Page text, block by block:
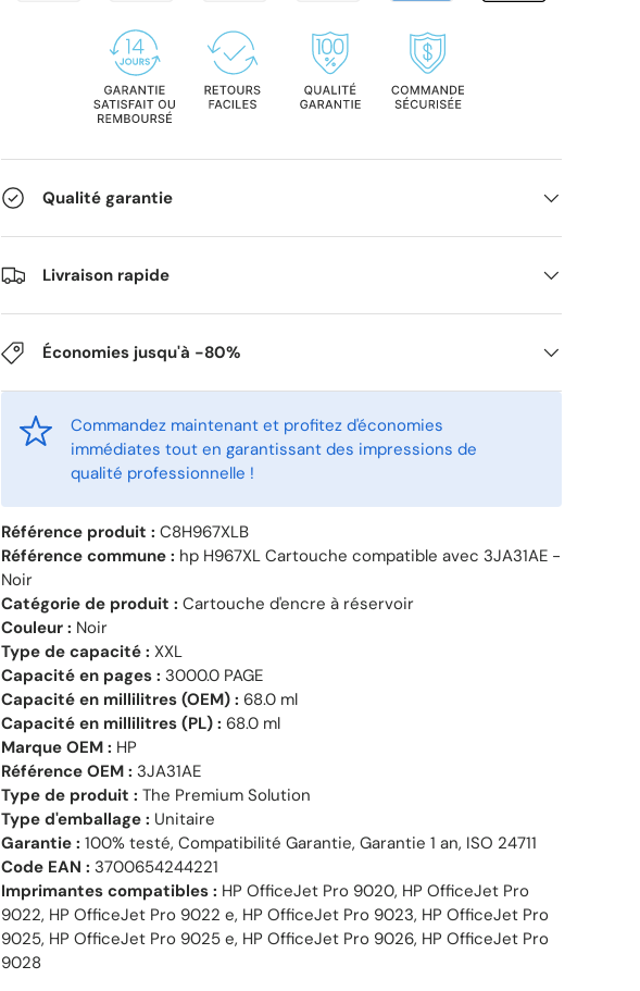
Qualité garantie
Livraison rapide
Économies jusqu'à -80%
Commandez maintenant et profitez d'économies
immédiates tout en garantissant des impressions de
qualité professionnelle !
Référence produit : C8H967XLB
Référence commune : hp H967XL Cartouche compatible avec 3JA31AE -
Noir
Catégorie de produit : Cartouche d'encre à réservoir
Couleur : Noir
Type de capacité : XXL
Capacité en pages : 3000.0 PAGE
Capacité en millilitres (OEM) : 68.0 ml
Capacité en millilitres (PL) : 68.0 ml
Marque OEM : HP
Référence OEM : 3JA31AE
Type de produit : The Premium Solution
Type d'emballage : Unitaire
Garantie : 100% testé, Compatibilité Garantie, Garantie 1 an, ISO 24711
Code EAN : 3700654244221
Imprimantes compatibles : HP OfficeJet Pro 9020, HP OfficeJet Pro
9022, HP OfficeJet Pro 9022 e, HP OfficeJet Pro 9023, HP OfficeJet Pro
9025, HP OfficeJet Pro 9025 e, HP OfficeJet Pro 9026, HP OfficeJet Pro
9028